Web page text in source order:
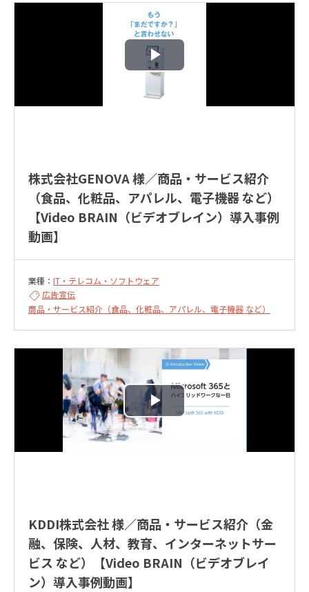
株式会社GENOVA 様／商品・サービス紹介
（食品、化粧品、アパレル、電子機器 など）
【Video BRAIN（ビデオブレイン）導入事例
動画】
業種： IT・テレコム・ソフトウェア
広告宣伝
商品・サービス紹介（食品、化粧品、アパレル、電子機器 など）
KDDI株式会社 様／商品・サービス紹介（金
融、保険、人材、教育、インターネットサー
ビス など）【Video BRAIN（ビデオブレイ
ン）導入事例動画】